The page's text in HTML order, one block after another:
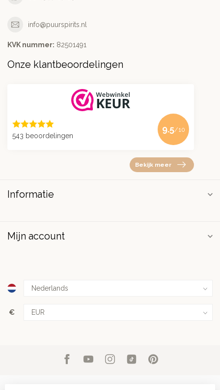
info@puurspirits.nl
KVK nummer: 82501491
Onze klantbeoordelingen
543 beoordelingen
9.5/10
Bekijk meer
Informatie
Mijn account
€